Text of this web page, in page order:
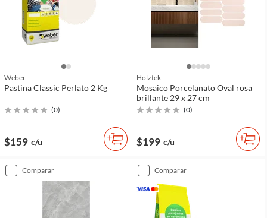
Weber
Pastina Classic Perlato 2 Kg
(0)
$159 c/u
Holztek
Mosaico Porcelanato Oval rosa
brillante 29 x 27 cm
(0)
$199 c/u
comparar comparar